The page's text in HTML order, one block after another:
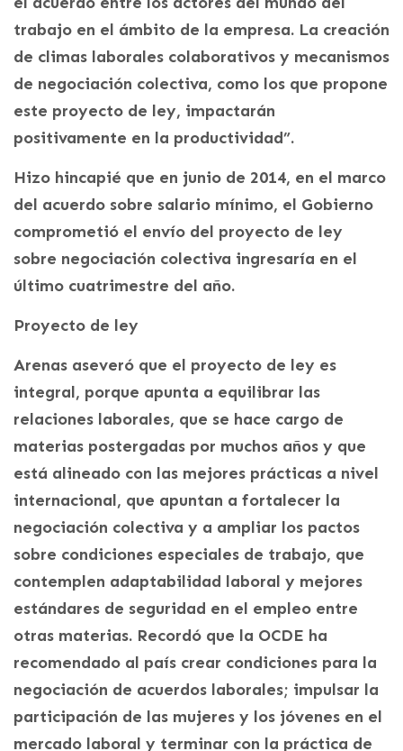
trabajo en el ámbito de la empresa. La creación
de climas laborales colaborativos y mecanismos
de negociación colectiva, como los que propone
este proyecto de ley, impactarán
positivamente en la productividad”.
Hizo hincapié que en junio de 2014, en el marco
del acuerdo sobre salario mínimo, el Gobierno
comprometió el envío del proyecto de ley
sobre negociación colectiva ingresaría en el
último cuatrimestre del año.
Proyecto de ley
Arenas aseveró que el proyecto de ley es
integral, porque apunta a equilibrar las
relaciones laborales, que se hace cargo de
materias postergadas por muchos años y que
está alineado con las mejores prácticas a nivel
internacional, que apuntan a fortalecer la
negociación colectiva y a ampliar los pactos
sobre condiciones especiales de trabajo, que
contemplen adaptabilidad laboral y mejores
estándares de seguridad en el empleo entre
otras materias. Recordó que la OCDE ha
recomendado al país crear condiciones para la
negociación de acuerdos laborales; impulsar la
participación de las mujeres y los jóvenes en el
mercado laboral y terminar con la práctica de